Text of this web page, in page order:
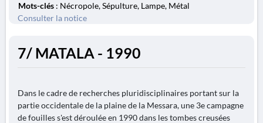
Mots-clés : Nécropole, Sépulture, Lampe, Métal
Consulter la notice
7/ MATALA - 1990
Dans le cadre de recherches pluridisciplinaires portant sur la
partie occidentale de la plaine de la Messara, une 3e campagne
de fouilles s'est déroulée en 1990 dans les tombes creusées